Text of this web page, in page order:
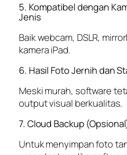
5. Kompatibel dengan
Jenis
Baik webcam, DSLR,
kamera iPad.
6. Hasil Foto Jernih dan
Meski murah, software
output visual berkualitas.
7. Cloud Backup
Untuk menyimpan foto